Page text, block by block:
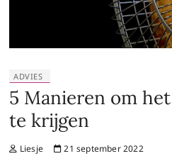
ADVIES
5 Manieren om
te krijgen
Liesje 21 september 2022